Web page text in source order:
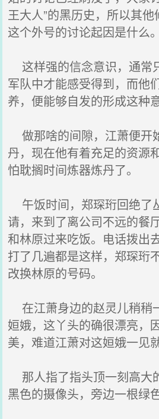
王大人”的黑历史，所以其
这个外号的讨论起因是什么。
这样强的信念意识，通常
军队中才能感受得到，而他
养，便能够自发的形成这种意
做那啥的间隙，江萧便开
丹，现在他有着充足的资源
怕耽搁时间炼器炼丹了。
午饭时间，郑琛珩回绝了
请，来到了离公司不远的餐
和林原过来吃饭。电话拨出
打了几遍都是这样，郑琛珩
改换林原的号码。
在江萧身边的赵灵儿稍稍
姮娥，这丫头的确很漂亮，
美，难道江萧对这姮娥一见
那人指了指头顶一刻高大
黑色的摄像头，旁边一根绿